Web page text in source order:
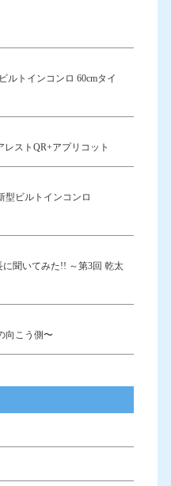
トインコンロ 60cmタイ
ストQR+アプリコット
ビルトインコンロ
聞いてみた!! ～第3回 乾太
向こう側〜